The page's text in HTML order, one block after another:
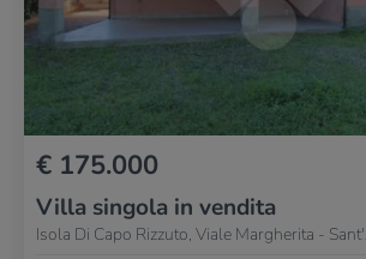
€ 175.000
Villa singola in vendita
Isola Di Capo Rizzuto, Viale Margherita -